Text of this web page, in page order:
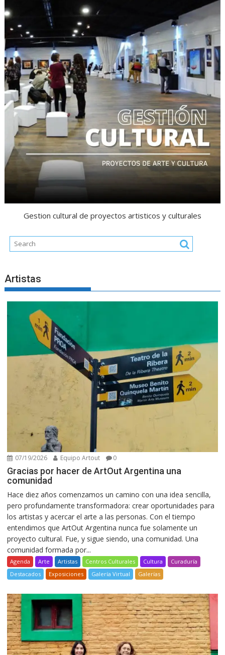
Gestion cultural de proyectos artisticos y culturales
Artistas
07/19/2026 Equipo Artout 0
Gracias por hacer de ArtOut Argentina una
comunidad
Hace diez años comenzamos un camino con una idea sencilla,
pero profundamente transformadora: crear oportunidades para
los artistas y acercar el arte a las personas. Con el tiempo
entendimos que ArtOut Argentina nunca fue solamente un
proyecto cultural. Fue, y sigue siendo, una comunidad. Una
comunidad formada por...
Agenda Arte Artistas Centros Culturales Cultura
Curaduría
Destacados
Exposiciones Galería Virtual Galerías